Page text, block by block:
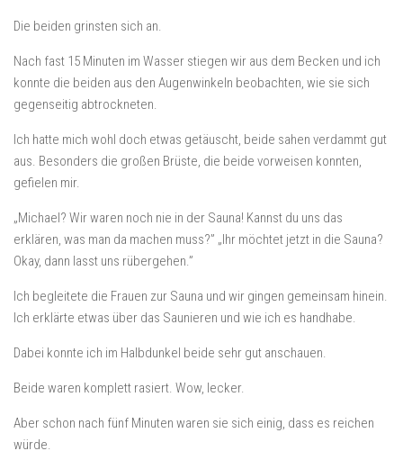
Die beiden grinsten sich an.
Nach fast 15 Minuten im Wasser stiegen wir aus dem Becken und ich
konnte die beiden aus den Augenwinkeln beobachten, wie sie sich
gegenseitig abtrockneten.
Ich hatte mich wohl doch etwas getäuscht, beide sahen verdammt gut
aus. Besonders die großen Brüste, die beide vorweisen konnten,
gefielen mir.
„Michael? Wir waren noch nie in der Sauna! Kannst du uns das
erklären, was man da machen muss?” „Ihr möchtet jetzt in die Sauna?
Okay, dann lasst uns rübergehen.”
Ich begleitete die Frauen zur Sauna und wir gingen gemeinsam hinein.
Ich erklärte etwas über das Saunieren und wie ich es handhabe.
Dabei konnte ich im Halbdunkel beide sehr gut anschauen.
Beide waren komplett rasiert. Wow, lecker.
Aber schon nach fünf Minuten waren sie sich einig, dass es reichen
würde.